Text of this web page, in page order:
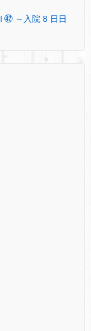
～入院 8 日日